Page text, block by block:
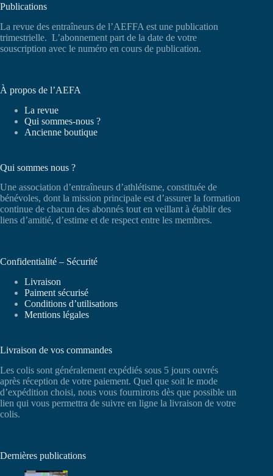
Publications
La revue des entraîneurs de l’AEFFA est une publication
trimestrielle. L’abonnement part de la date de votre
souscription avec le numéro en cours de publication.
À propos de l’AEFA
La revue
Qui sommes-nous ?
Ancienne boutique
Qui sommes nous ?
Une association d’entraîneurs d’athlétisme, constituée de
bénévoles, dont la mission principale est d’assurer la formation
continue de chacun des abonnés tout en veillant à établir des
liens d’amitié, d’estime et de respect entre les membres.
Confidentialité – Sécurité
Livraison
Paiment sécurisé
Conditions d’utilisations
Mentions légales
Livraison de vos commandes
Les colis sont généralement expédiés sous 5 jours ouvrés
après réception de votre paiement. Quel que soit le mode
d’expédition choisi, nous vous fournirons dès que possible un
lien qui vous permettra de suivre en ligne la livraison de votre
colis.
Dernières publications